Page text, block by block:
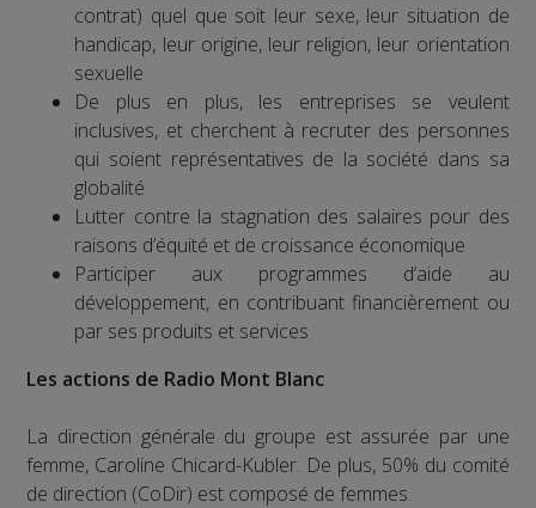
contrat) quel que soit leur sexe, leur situation de
handicap, leur origine, leur religion, leur orientation
sexuelle
De plus en plus, les entreprises se veulent
inclusives, et cherchent à recruter des personnes
qui soient représentatives de la société dans sa
globalité
Lutter contre la stagnation des salaires pour des
raisons d’équité et de croissance économique
Participer aux programmes d’aide au
développement, en contribuant financièrement ou
par ses produits et services
Les actions de Radio Mont Blanc
La direction générale du groupe est assurée par une
femme, Caroline Chicard-Kubler. De plus, 50% du comité
de direction (CoDir) est composé de femmes.